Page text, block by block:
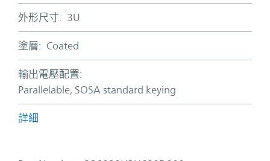
外形尺寸: 3U
塗層: Coated
輸出電壓配置:
Parallelable, SOSA standard keying
詳細